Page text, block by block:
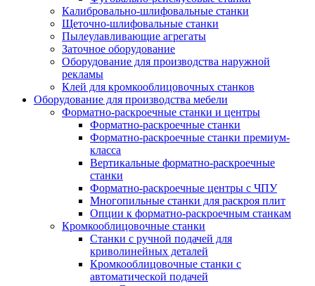
Калибровально-шлифовальные станки
Щеточно-шлифовальные станки
Пылеулавливающие агрегаты
Заточное оборудование
Оборудование для производства наружной
рекламы
Клей для кромкооблицовочных станков
Оборудование для производства мебели
Форматно-раскроечные станки и центры
Форматно-раскроечные станки
Форматно-раскроечные станки премиум-
класса
Вертикальные форматно-раскроечные
станки
Форматно-раскроечные центры с ЧПУ
Многопильные станки для раскроя плит
Опции к форматно-раскроечным станкам
Кромкооблицовочные станки
Станки с ручной подачей для
криволинейных деталей
Кромкооблицовочные станки с
автоматической подачей